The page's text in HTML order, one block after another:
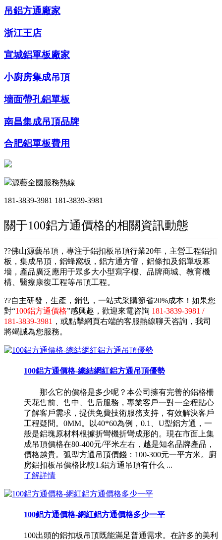
吊鋁方通廠家
浙江王店
宣城鋁單板廠家
小廚房集成吊頂
墻面帶孔鋁單板
南昌集成吊頂品牌
合肥鋁單板費用
源藝全國服務熱線
181-3839-3981 181-3839-3981
關于100鋁方通價格的相關資訊動態
??佛山源藝吊頂，專注于鋁扣板吊頂行業20年，主營工程鋁扣
板，集成吊頂，鋁蜂窩板，鋁方通方管，鋁條扣及鋁單板幕
墻，產品廣泛應用于眾多大小型寫字樓、品牌商城、教育機
構、醫療康復工程等吊頂工程。
??自主研發，生產，銷售，一站式采購節省20%成本！如果您
對“100鋁方通價格”感興趣，歡迎來電咨詢 181-3839-3981 /
181-3839-3981 ，或點擊網頁右端的客服熱線聊天咨詢，我司
將竭誠為您服務。
100鋁方通價格-總結網紅鋁方通吊頂優勢
那么它的價格是多少呢？本公司擁有完善的鋁格柵
天花售前、售中、售后服務，專業客戶一對一全程貼心
了解客戶需求，提供免費技術服務支持，有效解決客戶
工程疑問。0MM。以40*60為例，0.1、U型鋁方通，一
般是鋁塊原材料根據折彎機折彎成形的。現在市面上集
成吊頂價格在80-400元/平米左右，越是知名品牌產品，
價格越貴。弧型方通吊頂價錢：100-300元一平方米。廚
房鋁扣板吊價格比較1.鋁方通吊頂有什么 ...
了解詳情
100鋁方通價格-網紅鋁方通價格多少一平
100出頭的鋁扣板吊頂既能滿足普通需求。在許多的美利